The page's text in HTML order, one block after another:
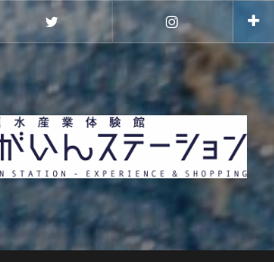
Twitter Instagram